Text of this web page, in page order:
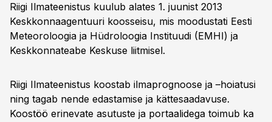
Riigi Ilmateenistus kuulub alates 1. juunist 2013
Keskkonnaagentuuri koosseisu, mis moodustati Eesti
Meteoroloogia ja Hüdroloogia Instituudi (EMHI) ja
Keskkonnateabe Keskuse liitmisel.
Riigi Ilmateenistus koostab ilmaprognoose ja –hoiatusi
ning tagab nende edastamise ja kättesaadavuse.
Koostöö erinevate asutuste ja portaalidega toimub ka